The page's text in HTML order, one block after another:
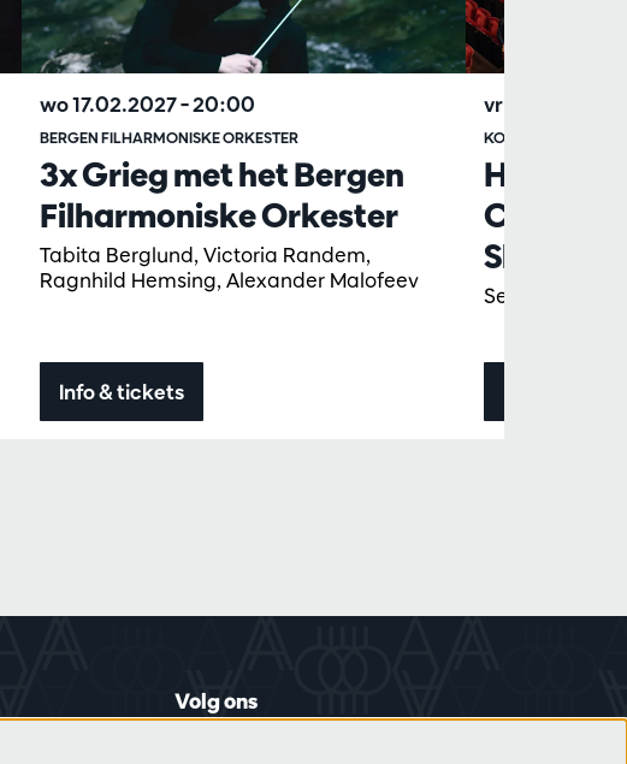
3x Grieg met het Bergen
Filharmoniske Orkester
Tabita Berglund, Victoria Randem,
Ragnhild Hemsing, Alexander Malofeev
BERGEN FILHARMONISKE ORKESTER
wo 17.02.2027– 20:00
Info & tickets
Het
Sheku
Semyon
KONINKLIJK
vr 18.12.2026
Volg ons